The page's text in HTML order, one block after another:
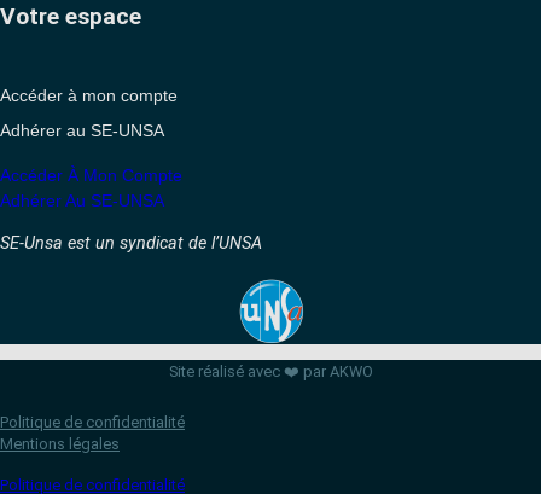
Votre espace
Accéder à mon compte
Adhérer au SE-UNSA
Accéder À Mon Compte
Adhérer Au SE-UNSA
SE-Unsa est un syndicat de l’UNSA
Site réalisé avec ❤️ par AKWO
Politique de confidentialité
Mentions légales
Politique de confidentialité